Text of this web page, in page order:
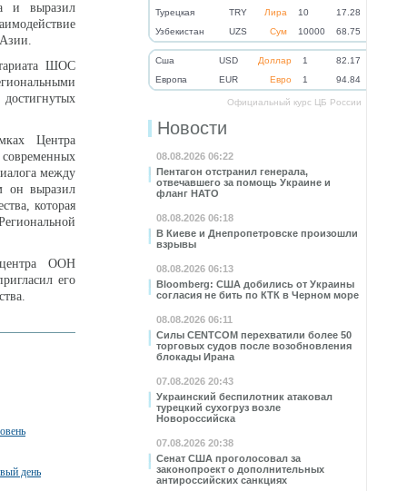
Турецкая
TRY Лира 10
17.28
Узбекистан
UZS Сум 10000 68.75
Cша USD Доллар 1
82.17
Eвропа
EUR Евро 1 94.84
Официальный курс ЦБ России
Новости
08.08.2026 06:22
Пентагон отстранил генерала,
отвечавшего за помощь Украине и
фланг НАТО
08.08.2026 06:18
В Киеве и Днепропетровске произошли
взрывы
08.08.2026 06:13
Bloomberg: США добились от Украины
согласия не бить по КТК в Черном море
08.08.2026 06:11
Силы CENTCOM перехватили более 50
торговых судов после возобновления
блокады Ирана
07.08.2026 20:43
Украинский беспилотник атаковал
турецкий сухогруз возле
Новороссийска
07.08.2026 20:38
Сенат США проголосовал за
законопроект о дополнительных
антироссийских санкциях
и выразил
ШОС
Центра
между
он выразил
которая
центра ООН
его
день